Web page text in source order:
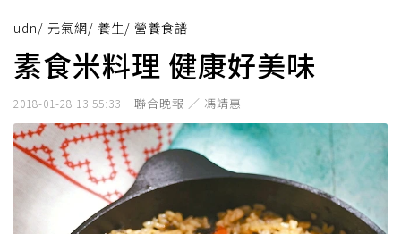
udn/ 元氣網/ 養生/ 營養食譜
素食米料理 健康好美味
2018-01-28 13:55:33 聯合晚報 ／ 馮靖惠